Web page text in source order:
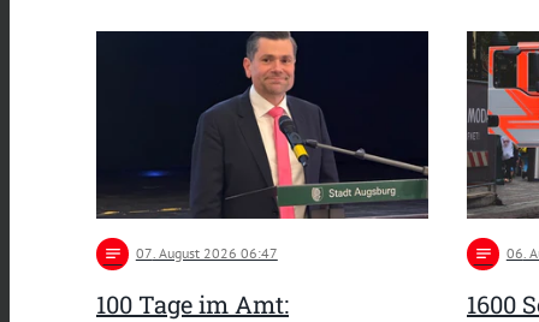
notes 07. August 2026 06:47
100 Tage im Amt:
notes 06.
1600